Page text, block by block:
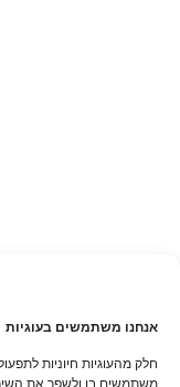
אנחנו משתמשים בעוגיות
חלק מהעוגיות חיוניות
משתמשים בו ולשפר את